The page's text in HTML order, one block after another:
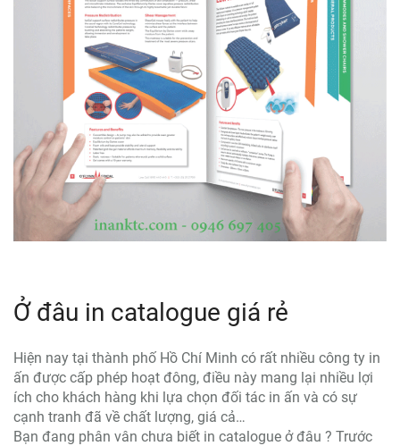
Ở đâu in catalogue giá rẻ
Hiện nay tại thành phố Hồ Chí Minh có rất nhiều công ty in
ấn được cấp phép hoạt đông, điều này mang lại nhiều lợi
ích cho khách hàng khi lựa chọn đối tác in ấn và có sự
cạnh tranh đã về chất lượng, giá cả…
Bạn đang phân vân chưa biết in catalogue ở đâu ? Trước